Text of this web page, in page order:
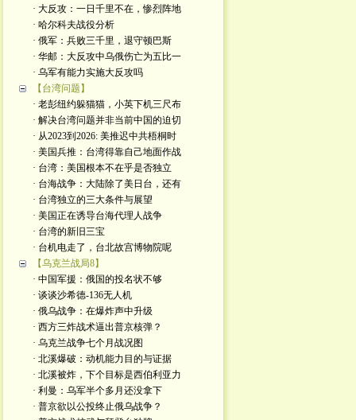
· 大反攻：一日千里不在，惨烈阵地
· 哈尔科夫战役分析
· 俄军：兵败三千里，退守顿巴斯
· 华邮：大反攻中乌俄伤亡为五比一
· 乌军有能力实施大反攻吗
【台湾问题】
· 老彭纽约躲猫猫，小英下机三尺布
· 解决台湾问题并非当前中国的迫切
· 从2023到2026: 美推迟中共梧桐时
· 美国兵推：台湾得靠自己地面作战
· 台湾：美国根本不在乎是否独立
· 台海战争：大陆除了美日台，还有
· 台湾独立的三大条件与展望
· 美国正在诱导台海代理人战争
· 台湾的新旧三宝
· 台机电走了，台北故宫博物院呢
【乌克兰战局8】
· 中国军援：俄国的投名状不够
· 谈谈沙希德-136无人机
· 俄乌战争：在爆炸声中升级
· 西方三炸战术逼出普京核弹？
· 乌克兰战争七个月战况图
· 北溪爆破：动机能力目的与证据
· 北溪被炸，下个目标是西伯利亚力
· 利曼：乌军半个多月还没拿下
· 普京欲以公投终止俄乌战争？